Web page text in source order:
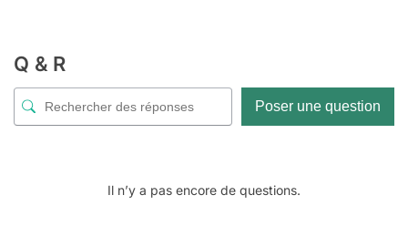
Q & R
Poser une question
Il n’y a pas encore de questions.